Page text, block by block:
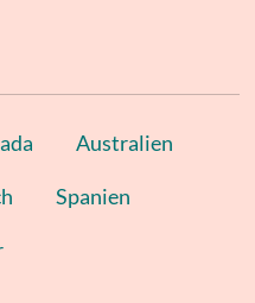
Australien
Spanien